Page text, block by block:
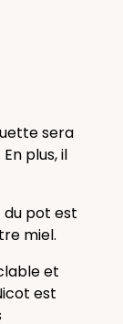
sera
plus, il
du pot est
miel.
et
est